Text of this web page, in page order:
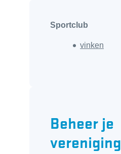
Sportclub
vinken
Beheer je
vereniging